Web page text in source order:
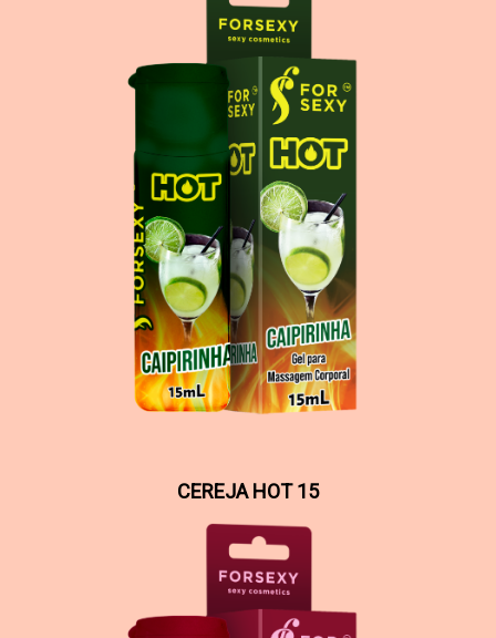
CEREJA HOT 15